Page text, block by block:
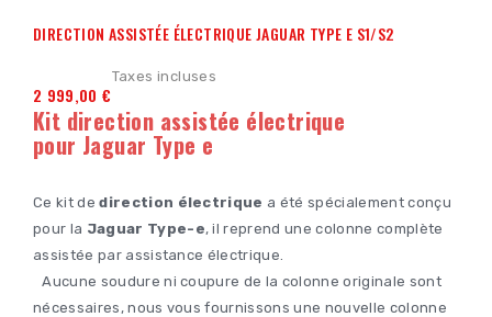
DIRECTION ASSISTÉE ÉLECTRIQUE JAGUAR TYPE E S1/S2
2 999,00 €
Taxes incluses
Kit direction assistée électrique
pour Jaguar Type e
Ce kit dedirection électrique a été spécialement conçu
pour la Jaguar Type-e, il reprend une colonne complète
assistée par assistance électrique.
Aucune soudure ni coupure de la colonne originale sont
nécessaires, nous vous fournissons une nouvelle colonne